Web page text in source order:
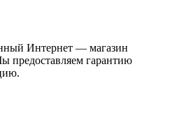
Интернет — магазин
предоставляем гарантию